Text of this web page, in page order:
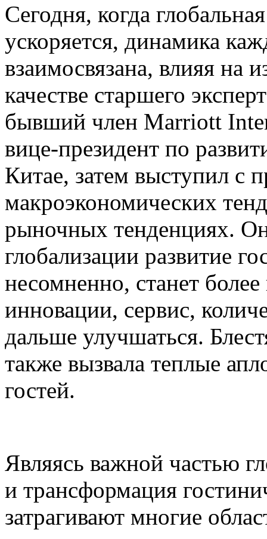
Сегодня, когда
ускоряется, динамика
взаимосвязана, влияя на
качестве старшего
бывший член Marriott
вице-президент по
Китае, затем выступил с
макроэкономических
рыночных тенденциях.
глобализации развитие
несомненно, станет
инновации, сервис,
дальше улучшаться.
также вызвала теплые
гостей.
Являясь важной частью
и трансформация
затрагивают многие